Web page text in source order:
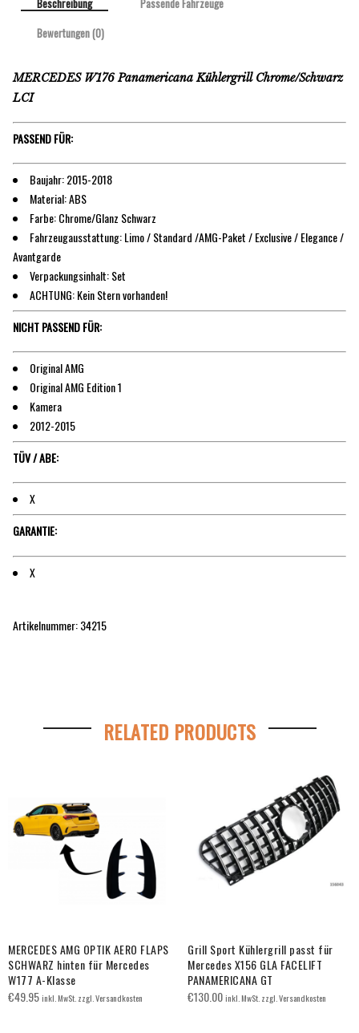
Bewertungen (0)
MERCEDES W176 Panamericana Kühlergrill Chrome/Schwarz
LCI
PASSEND FÜR:
Baujahr: 2015-2018
Material: ABS
Farbe: Chrome/Glanz Schwarz
Fahrzeugausstattung: Limo / Standard /AMG-Paket / Exclusive / Elegance /
Avantgarde
Verpackungsinhalt: Set
ACHTUNG: Kein Stern vorhanden!
NICHT PASSEND FÜR:
Original AMG
Original AMG Edition 1
Kamera
2012-2015
TÜV / ABE:
X
GARANTIE:
X
Artikelnummer: 34215
RELATED PRODUCTS
MERCEDES AMG OPTIK AERO FLAPS
SCHWARZ hinten für Mercedes
W177 A-Klasse
€49.95inkl. MwSt. zzgl. Versandkosten
Grill Sport Kühlergrill passt für
Mercedes X156 GLA FACELIFT
PANAMERICANA GT
€130.00inkl. MwSt. zzgl. Versandkosten